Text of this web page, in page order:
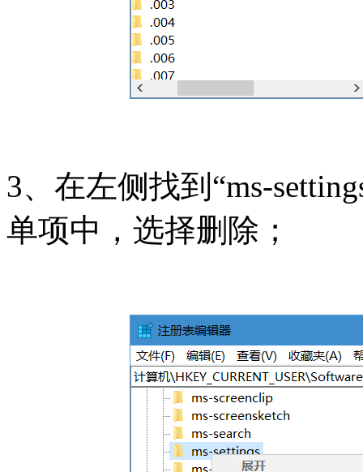
3、在左侧找到“ms-
单项中，选择删除；